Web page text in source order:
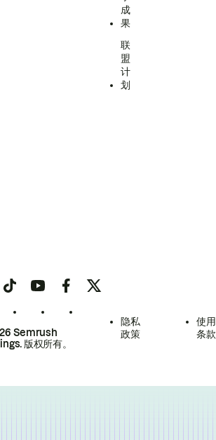
成
果
联
盟
计
划
Semrush
版权所有。
隐私
政策
使用
条款